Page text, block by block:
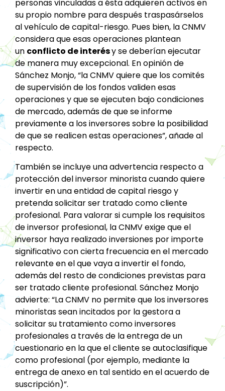
personas vinculadas a ésta adquieren activos en
su propio nombre para después traspasárselos
al vehículo de capital-riesgo. Pues bien, la CNMV
considera que esas operaciones plantean
un conflicto de interésy se deberían ejecutar
de manera muy excepcional. En opinión de
Sánchez Monjo, “la CNMV quiere que los comités
de supervisión de los fondos validen esas
operaciones y que se ejecuten bajo condiciones
de mercado, además de que se informe
previamente a los inversores sobre la posibilidad
de que se realicen estas operaciones”, añade al
respecto.
También se incluye una advertencia respecto a
protección del inversor minorista cuando quiere
invertir en una entidad de capital riesgo y
pretenda solicitar ser tratado como cliente
profesional. Para valorar si cumple los requisitos
de inversor profesional, la CNMV exige que el
inversor haya realizado inversiones por importe
significativo con cierta frecuencia en el mercado
relevante en el que vaya a invertir el fondo,
además del resto de condiciones previstas para
ser tratado cliente profesional. Sánchez Monjo
advierte: “La CNMV no permite que los inversores
minoristas sean incitados por la gestora a
solicitar su tratamiento como inversores
profesionales a través de la entrega de un
cuestionario en la que el cliente se autoclasifique
como profesional (por ejemplo, mediante la
entrega de anexo en tal sentido en el acuerdo de
suscripción)”.